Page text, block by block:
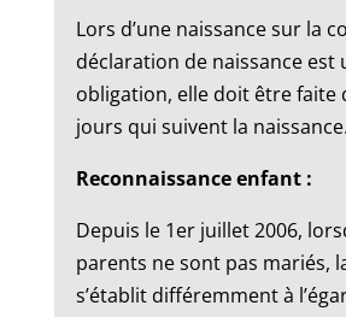
Lors d’une naissance sur la
déclaration de naissance est
obligation, elle doit être faite
jours qui suivent la naissance.
Reconnaissance enfant :
Depuis le 1er juillet 2006,
parents ne sont pas mariés,
s’établit différemment à